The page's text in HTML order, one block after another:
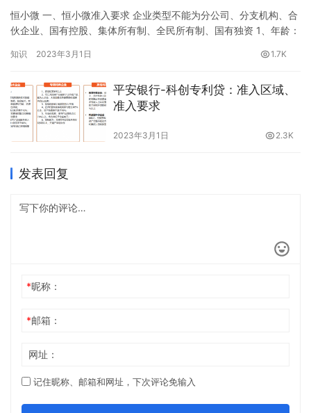
恒小微 一、恒小微准入要求 企业类型不能为分公司、分支机构、合
伙企业、国有控股、集体所有制、全民所有制、国有独资 1、年龄：
个月无法人变更及＞50%股权变更； 3、企业注册资本＞10万元；
＞35万； 6、近5个月有缴税记录…
知识 2023年3月1日 1.7K
平安银行-科创专利贷：准入区域、
准入要求
2023年3月1日 2.3K
发表回复
*昵称：
*邮箱：
网址：
记住昵称、邮箱和网址，下次评论免输入